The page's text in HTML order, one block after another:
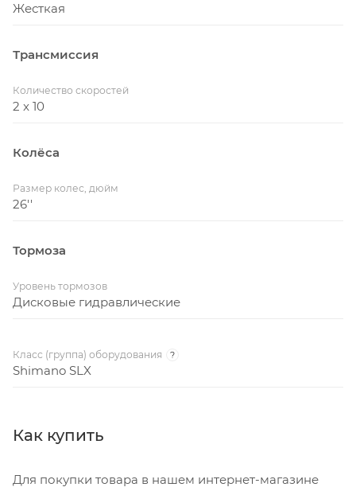
Жесткая
Трансмиссия
Количество скоростей
2 x 10
Колёса
Размер колес, дюйм
26''
Тормоза
Уровень тормозов
Дисковые гидравлические
Класс (группа) оборудования ?
Shimano SLX
Как купить
Для покупки товара в нашем интернет-магазине